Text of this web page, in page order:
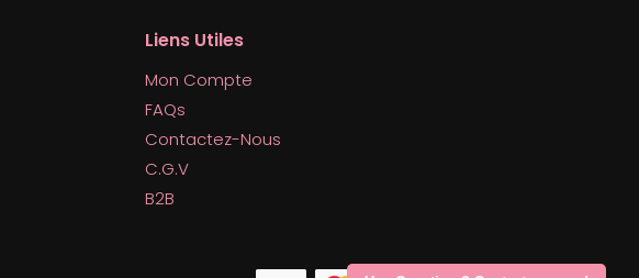
Liens Utiles
Mon Compte
FAQs
Contactez-Nous
C.G.V
B2B